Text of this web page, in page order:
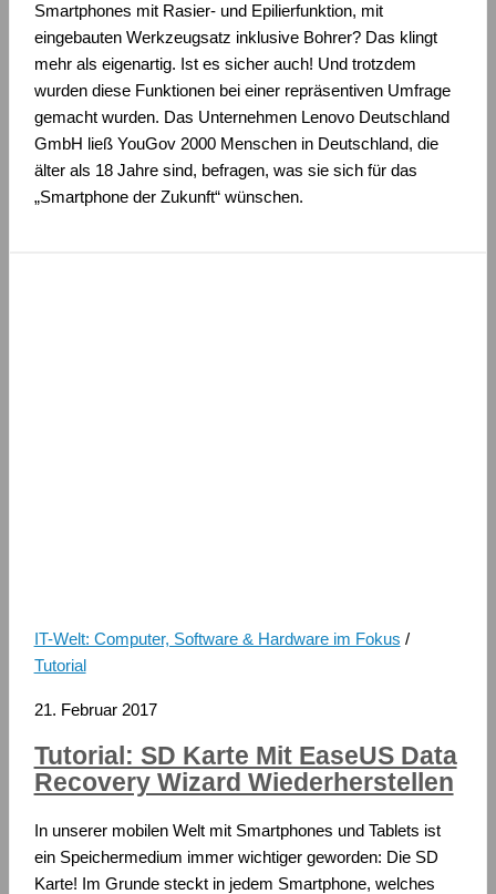
Smartphones mit Rasier- und Epilierfunktion, mit
eingebauten Werkzeugsatz inklusive Bohrer? Das klingt
mehr als eigenartig. Ist es sicher auch! Und trotzdem
wurden diese Funktionen bei einer repräsentiven Umfrage
gemacht wurden. Das Unternehmen Lenovo Deutschland
GmbH ließ YouGov 2000 Menschen in Deutschland, die
älter als 18 Jahre sind, befragen, was sie sich für das
„Smartphone der Zukunft“ wünschen.
IT-Welt: Computer, Software & Hardware im Fokus /
Tutorial
21. Februar 2017
Tutorial: SD Karte Mit EaseUS Data
Recovery Wizard Wiederherstellen
In unserer mobilen Welt mit Smartphones und Tablets ist
ein Speichermedium immer wichtiger geworden: Die SD
Karte! Im Grunde steckt in jedem Smartphone, welches